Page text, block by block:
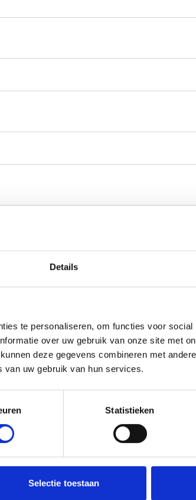
Details
te personaliseren, om functies voor
over uw gebruik van onze site met
deze gegevens combineren met
uw gebruik van hun services.
Statistieken
Selectie toestaan
de adviseurs van het team richtlijnen